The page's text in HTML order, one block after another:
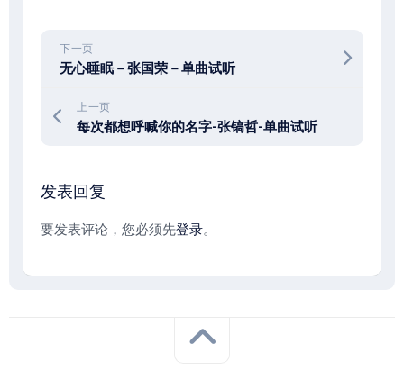
下一页
无心睡眠－张国荣－单曲试听
上一页
每次都想呼喊你的名字-张镐哲-单曲试听
发表回复
要发表评论，您必须先登录。